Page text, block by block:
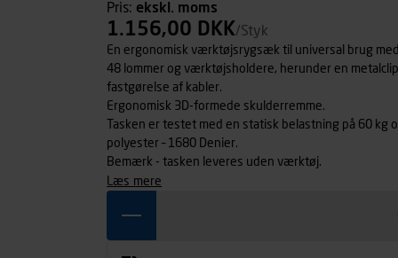
Pris: ekskl. moms
1.156,00 DKK/Styk
En ergonomisk værktøjsrygsæk til universal brug
48 lommer og værktøjsholdere, herunder en
fastgørelse af kabler.
Ergonomisk 3D-formede skulderremme.
Tasken er testet med en statisk belastning på 60
polyester – 1680 Denier.
Bemærk - tasken leveres uden værktøj.
læs mere